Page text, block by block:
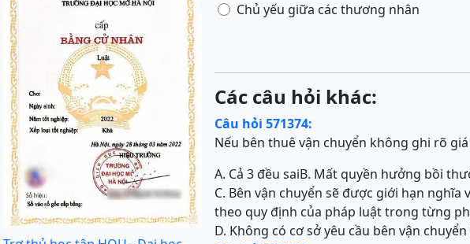
Chủ yếu giữa các thương nhân
Các câu hỏi khác:
Câu hỏi 571374:
Nếu bên thuê vận chuyển không ghi rõ
A. Cả 3 đều saiB. Mất quyền hưởng bồi
C. Bên vận chuyển sẽ được giới hạn
theo quy định của pháp luật trong từng
D. Không có cơ sở yêu cầu bên vận